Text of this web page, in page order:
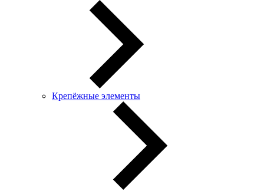
Крепёжные элементы